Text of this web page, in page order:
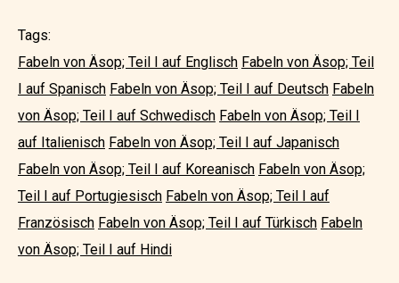
Tags:
Fabeln von Äsop; Teil I auf Englisch Fabeln von Äsop; Teil
I auf Spanisch Fabeln von Äsop; Teil I auf Deutsch Fabeln
von Äsop; Teil I auf Schwedisch Fabeln von Äsop; Teil I
auf Italienisch Fabeln von Äsop; Teil I auf Japanisch
Fabeln von Äsop; Teil I auf Koreanisch Fabeln von Äsop;
Teil I auf Portugiesisch Fabeln von Äsop; Teil I auf
Französisch Fabeln von Äsop; Teil I auf Türkisch Fabeln
von Äsop; Teil I auf Hindi